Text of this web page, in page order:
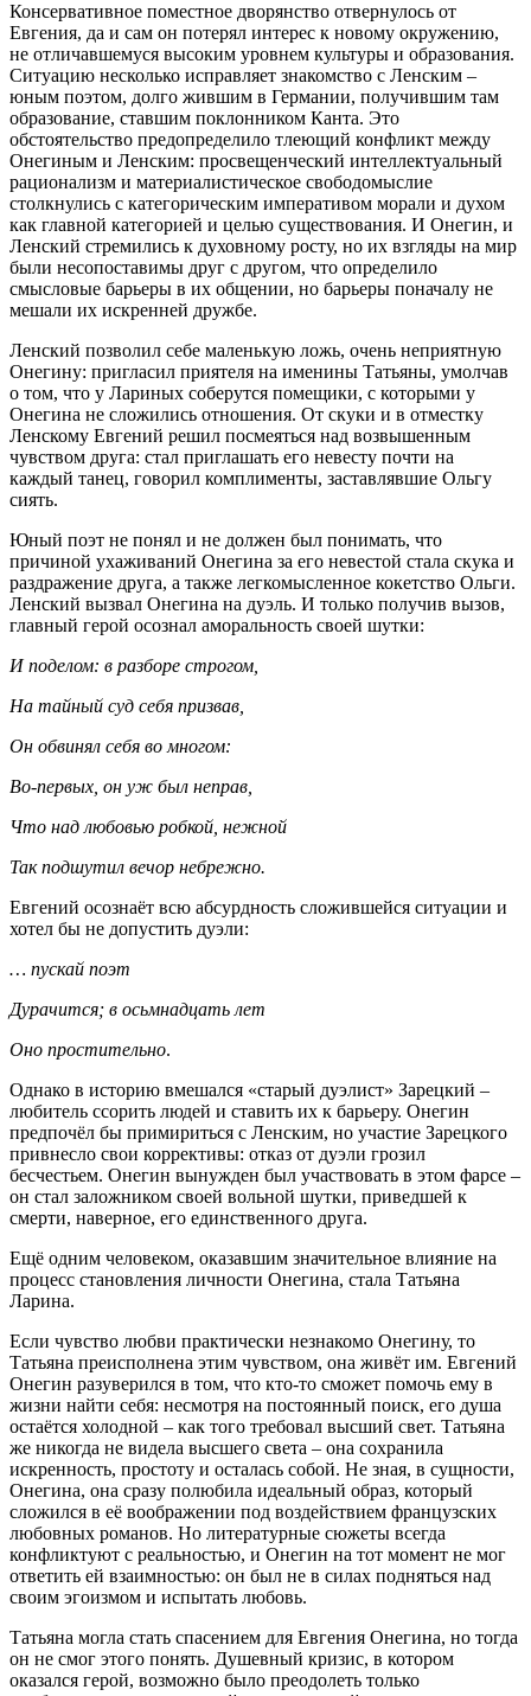
Консервативное поместное дворянство отвернулось от
Евгения, да и сам он потерял интерес к новому окружению,
не отличавшемуся высоким уровнем культуры и образования.
Ситуацию несколько исправляет знакомство с Ленским –
юным поэтом, долго жившим в Германии, получившим там
образование, ставшим поклонником Канта. Это
обстоятельство предопределило тлеющий конфликт между
Онегиным и Ленским: просвещенческий интеллектуальный
рационализм и материалистическое свободомыслие
столкнулись с категорическим императивом морали и духом
как главной категорией и целью существования. И Онегин, и
Ленский стремились к духовному росту, но их взгляды на мир
были несопоставимы друг с другом, что определило
смысловые барьеры в их общении, но барьеры поначалу не
мешали их искренней дружбе.
Ленский позволил себе маленькую ложь, очень неприятную
Онегину: пригласил приятеля на именины Татьяны, умолчав
о том, что у Лариных соберутся помещики, с которыми у
Онегина не сложились отношения. От скуки и в отместку
Ленскому Евгений решил посмеяться над возвышенным
чувством друга: стал приглашать его невесту почти на
каждый танец, говорил комплименты, заставлявшие Ольгу
сиять.
Юный поэт не понял и не должен был понимать, что
причиной ухаживаний Онегина за его невестой стала скука и
раздражение друга, а также легкомысленное кокетство Ольги.
Ленский вызвал Онегина на дуэль. И только получив вызов,
главный герой осознал аморальность своей шутки:
И поделом: в разборе строгом,
На тайный суд себя призвав,
Он обвинял себя во многом:
Во-первых, он уж был неправ,
Что над любовью робкой, нежной
Так подшутил вечор небрежно.
Евгений осознаёт всю абсурдность сложившейся ситуации и
хотел бы не допустить дуэли:
… пускай поэт
Дурачится; в осьмнадцать лет
Оно простительно.
Однако в историю вмешался «старый дуэлист» Зарецкий –
любитель ссорить людей и ставить их к барьеру. Онегин
предпочёл бы примириться с Ленским, но участие Зарецкого
привнесло свои коррективы: отказ от дуэли грозил
бесчестьем. Онегин вынужден был участвовать в этом фарсе –
он стал заложником своей вольной шутки, приведшей к
смерти, наверное, его единственного друга.
Ещё одним человеком, оказавшим значительное влияние на
процесс становления личности Онегина, стала Татьяна
Ларина.
Если чувство любви практически незнакомо Онегину, то
Татьяна преисполнена этим чувством, она живёт им. Евгений
Онегин разуверился в том, что кто-то сможет помочь ему в
жизни найти себя: несмотря на постоянный поиск, его душа
остаётся холодной – как того требовал высший свет. Татьяна
же никогда не видела высшего света – она сохранила
искренность, простоту и осталась собой. Не зная, в сущности,
Онегина, она сразу полюбила идеальный образ, который
сложился в её воображении под воздействием французских
любовных романов. Но литературные сюжеты всегда
конфликтуют с реальностью, и Онегин на тот момент не мог
ответить ей взаимностью: он был не в силах подняться над
своим эгоизмом и испытать любовь.
Татьяна могла стать спасением для Евгения Онегина, но тогда
он не смог этого понять. Душевный кризис, в котором
оказался герой, возможно было преодолеть только